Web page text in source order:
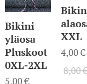
Bikini
yläosa
Pluskoot
0XL-2XL
5,00€
XXL
4,00€
8,00